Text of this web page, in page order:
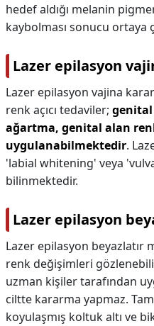
hedef aldığı melanin
kaybolması sonucu ortaya
Lazer epilasyon
Lazer epilasyon vajina
renk açıcı tedaviler; genital
ağartma, genital alan
uygulanabilmektedir.
'labial whitening' veya
bilinmektedir.
Lazer epilasyon
Lazer epilasyon beyazlatır
renk değişimleri
uzman kişiler tarafından
ciltte kararma yapmaz.
koyulaşmış koltuk altı ve